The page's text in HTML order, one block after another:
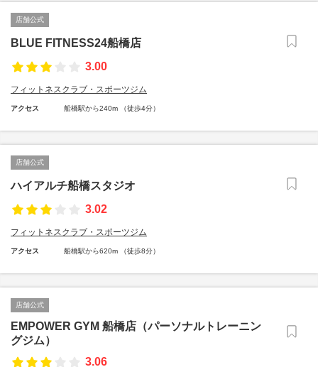
店舗公式
BLUE FITNESS24船橋店
3.00
フィットネスクラブ・スポーツジム
アクセス 船橋駅から240m （徒歩4分）
店舗公式
ハイアルチ船橋スタジオ
3.02
フィットネスクラブ・スポーツジム
アクセス 船橋駅から620m （徒歩8分）
店舗公式
EMPOWER GYM 船橋店（パーソナルトレーニン
グジム）
3.06